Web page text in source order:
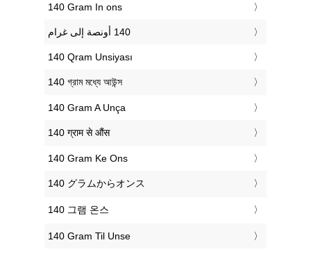
‎140 Gram In ons
‎140 Qram Unsiyası
‎140 গ্রাম মধ্যে আউন্স
‎140 Gram A Unça
‎140 ग्राम से औंस
‎140 Gram Ke Ons
‎140 グラムからオンス
‎140 그램 온스
‎140 Gram Til Unse